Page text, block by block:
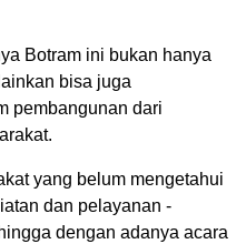
Botram ini bukan hanya
bisa juga
pembangunan dari
yang belum mengetahui
dan pelayanan -
dengan adanya acara